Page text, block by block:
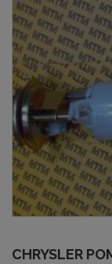
CHRYSLER